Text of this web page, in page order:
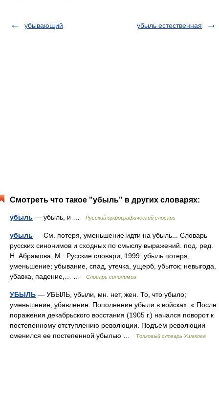
убывающий убыль естественная
Смотреть что такое "убыль" в других словарях:
убыль — убыль, и … Русский орфографический словарь
убыль — См. потеря, уменьшение идти на убыль... Словарь
русских синонимов и сходных по смыслу выражений. под. ред.
Н. Абрамова, М.: Русские словари, 1999. убыль потеря,
уменьшение; убывание, спад, утечка, ущерб, убыток; невыгода,
убавка, падение,… …
Словарь синонимов
УБЫЛЬ — УБЫЛЬ, убыли, мн. нет, жен. То, что убыло;
уменьшение, убавление. Пополнение убыли в войсках. « После
поражения декабрьского восстания (1905 г.) начался поворот к
постепенному отступлению революции. Подъем революции
сменился ее постепенной убылью …
Толковый словарь Ушакова